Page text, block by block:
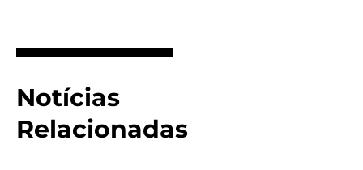
Notícias
Relacionadas